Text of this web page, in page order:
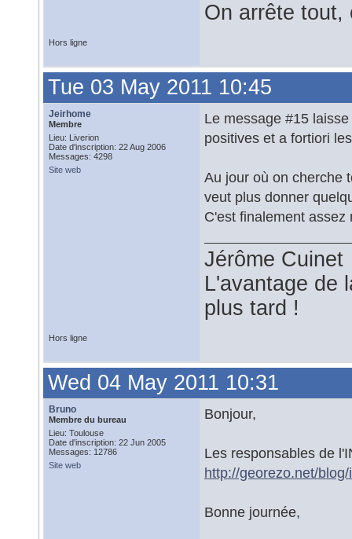
On arrête
Hors ligne
Tue 03 May 2011 10:45
Jeirhome
Membre
Lieu: Liverion
Date d'inscription: 22 Aug 2006
Messages: 4298
Site web
Le message #15
positives et a fortiori
Au jour où on cherche
veut plus donner
C'est finalement
Jérôme Cuinet
L'avantage de
plus tard !
Hors ligne
Wed 04 May 2011 10:31
Bruno
Membre du bureau
Lieu: Toulouse
Date d'inscription: 22 Jun 2005
Messages: 12786
Site web
Bonjour,
Les responsables de
http://georezo.net/
Bonne journée,